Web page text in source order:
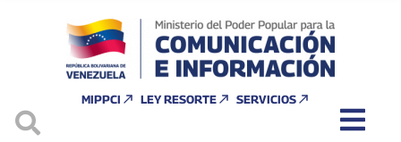
MIPPCI LEY RESORTE SERVICIOS